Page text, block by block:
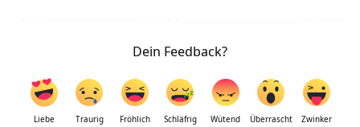
Dein Feedback?
Liebe Traurig Fröhlich Schläfrig Wütend Überrascht Zwinker